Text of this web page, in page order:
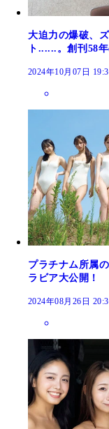
大迫力の爆破、
ト......。創刊58
2024年10月07日
プラチナム所属
ラビア大公開！
2024年08月26日